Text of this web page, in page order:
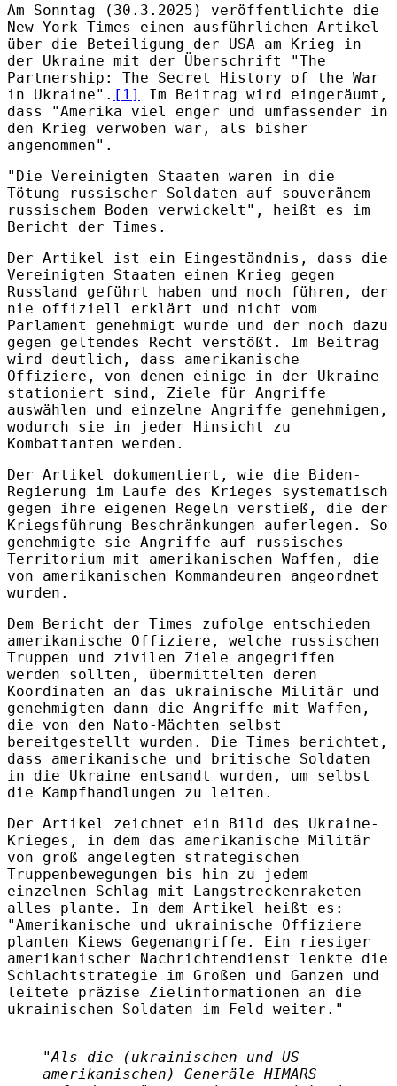
Am Sonntag (30.3.2025) veröffentlichte die
New York Times einen ausführlichen Artikel
über die Beteiligung der USA am Krieg in
der Ukraine mit der Überschrift "The
Partnership: The Secret History of the War
in Ukraine". [1]
Im Beitrag wird eingeräumt,
dass "Amerika viel enger und umfassender in
den Krieg verwoben war, als bisher
angenommen".
"Die Vereinigten Staaten waren in die
Tötung russischer Soldaten auf souveränem
russischem Boden verwickelt", heißt es im
Bericht der Times.
Der Artikel ist ein Eingeständnis, dass die
Vereinigten Staaten einen Krieg gegen
Russland geführt haben und noch führen, der
nie offiziell erklärt und nicht vom
Parlament genehmigt wurde und der noch dazu
gegen geltendes Recht verstößt. Im Beitrag
wird deutlich, dass amerikanische
Offiziere, von denen einige in der Ukraine
stationiert sind, Ziele für Angriffe
auswählen und einzelne Angriffe genehmigen,
wodurch sie in jeder Hinsicht zu
Kombattanten werden.
Der Artikel dokumentiert, wie die Biden-
Regierung im Laufe des Krieges systematisch
gegen ihre eigenen Regeln verstieß, die der
Kriegsführung Beschränkungen auferlegen. So
genehmigte sie Angriffe auf russisches
Territorium mit amerikanischen Waffen, die
von amerikanischen Kommandeuren angeordnet
wurden.
Dem Bericht der Times zufolge entschieden
amerikanische Offiziere, welche russischen
Truppen und zivilen Ziele angegriffen
werden sollten, übermittelten deren
Koordinaten an das ukrainische Militär und
genehmigten dann die Angriffe mit Waffen,
die von den Nato-Mächten selbst
bereitgestellt wurden. Die Times berichtet,
dass amerikanische und britische Soldaten
in die Ukraine entsandt wurden, um selbst
die Kampfhandlungen zu leiten.
Der Artikel zeichnet ein Bild des Ukraine-
Krieges, in dem das amerikanische Militär
von groß angelegten strategischen
Truppenbewegungen bis hin zu jedem
einzelnen Schlag mit Langstreckenraketen
alles plante. In dem Artikel heißt es:
"Amerikanische und ukrainische Offiziere
planten Kiews Gegenangriffe. Ein riesiger
amerikanischer Nachrichtendienst lenkte die
Schlachtstrategie im Großen und Ganzen und
leitete präzise Zielinformationen an die
ukrainischen Soldaten im Feld weiter."
"Als die (ukrainischen und US-
amerikanischen) Generäle HIMARS